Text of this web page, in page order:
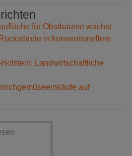
für Obstbäume wächst
in konventionellem
Landwirtschaftliche
auf